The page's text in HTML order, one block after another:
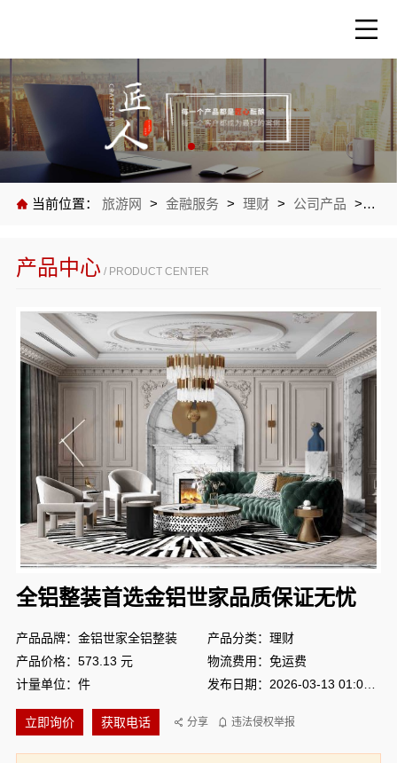
当前位置： 旅游网 > 金融服务 > 理财 > 公司产品 > 全
产品中心 / PRODUCT CENTER
全铝整装首选金铝世家品质保证无忧
产品品牌：金铝世家全铝整装
产品分类：理财
产品价格：573.13 元
物流费用：免运费
计量单位：件
立即询价 获取电话 分享 违法侵权举报